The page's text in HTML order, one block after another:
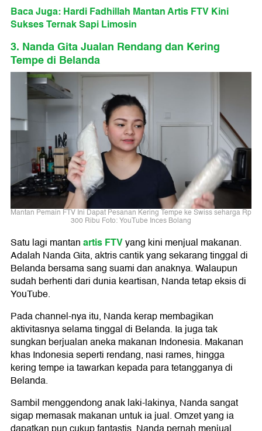
Baca Juga: Hardi Fadhillah Mantan Artis FTV Kini
Sukses Ternak Sapi Limosin
3. Nanda Gita Jualan Rendang dan Kering
Tempe di Belanda
Mantan Pemain FTV Ini Dapat Pesanan Kering Tempe ke Swiss seharga Rp
300 Ribu Foto: YouTube Inces Bolang
Satu lagi mantanartis FTVyang kini menjual makanan.
Adalah Nanda Gita, aktris cantik yang sekarang tinggal di
Belanda bersama sang suami dan anaknya. Walaupun
sudah berhenti dari dunia keartisan, Nanda tetap eksis di
YouTube.
Pada channel-nya itu, Nanda kerap membagikan
aktivitasnya selama tinggal di Belanda. Ia juga tak
sungkan berjualan aneka makanan Indonesia. Makanan
khas Indonesia seperti rendang, nasi rames, hingga
kering tempe ia tawarkan kepada para tetangganya di
Belanda.
Sambil menggendong anak laki-lakinya, Nanda sangat
sigap memasak makanan untuk ia jual. Omzet yang ia